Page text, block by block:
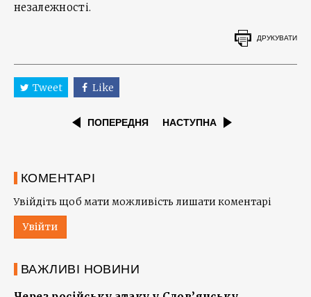
незалежності.
ДРУКУВАТИ
Tweet Like
ПОПЕРЕДНЯ НАСТУПНА
КОМЕНТАРІ
Увійдіть щоб мати можливість лишати коментарі
Увійти
ВАЖЛИВІ НОВИНИ